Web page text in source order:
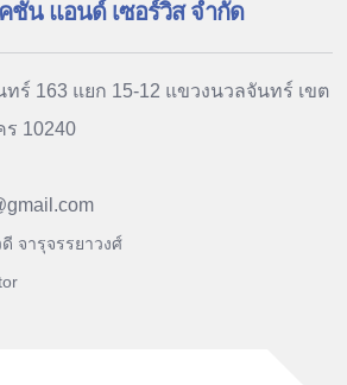
ชั่น แอนด์ เซอร์วิส จำกัด
ร์ 163 แยก 15-12 แขวงนวลจันทร์ เขต
10240
gmail.com
จารุจรรยาวงศ์